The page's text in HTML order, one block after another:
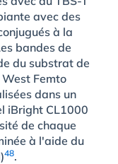
avec des
à la
bandes de
du substrat de
Femto
dans un
iBright CL1000
de chaque
à l'aide du
48.